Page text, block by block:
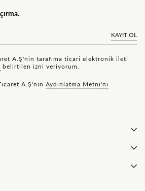
KAYIT OL
A.Ş'nin tarafıma ticari elektronik ileti
belirtilen izni veriyorum.
A.Ş'nin Aydınlatma Metni'ni